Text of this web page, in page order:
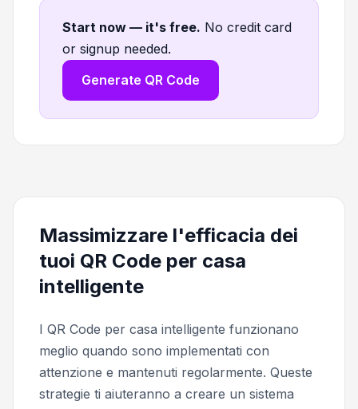
Start now — it's free. No credit card
or signup needed.
Generate QR Code
Massimizzare l'efficacia dei
tuoi QR Code per casa
intelligente
I QR Code per casa intelligente funzionano
meglio quando sono implementati con
attenzione e mantenuti regolarmente. Queste
strategie ti aiuteranno a creare un sistema